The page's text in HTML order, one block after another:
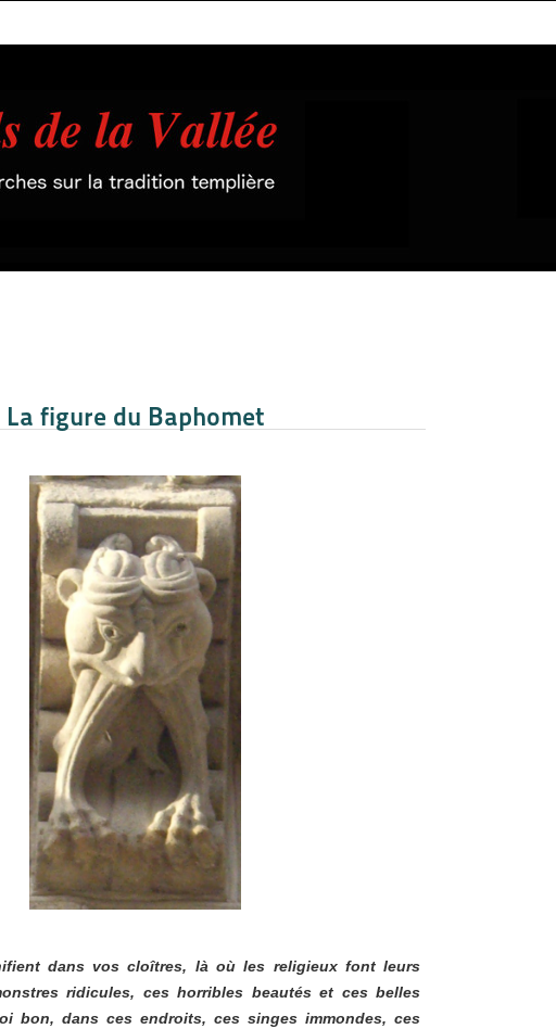
La figure du Baphomet
dans vos cloîtres, là où les religieux font leurs
ridicules, ces horribles beautés et ces belles
bon, dans ces endroits, ces singes immondes, ces